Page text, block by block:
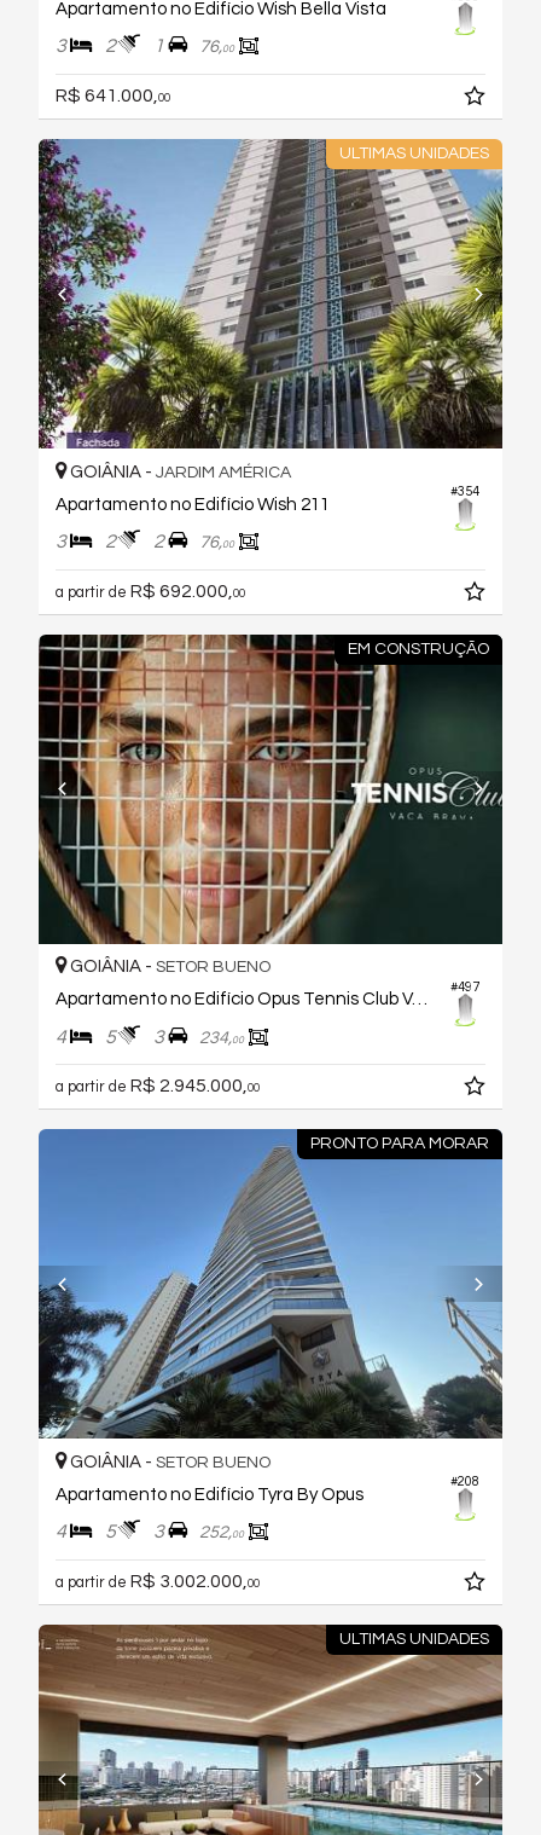
Apartamento no Edifício Wish Bella Vista
3 2 1 76,00
R$ 641.000,00
ULTIMAS UNIDADES
#354
GOIÂNIA - JARDIM AMÉRICA
Apartamento no Edifício Wish 211
3 2 2 76,00
a partir de R$ 692.000, 00
EM CONSTRUÇÃO
#497
GOIÂNIA - SETOR BUENO
Apartamento no Edifício Opus Tennis Club Vaca Brava
4 5 3 234,00
a partir de R$ 2.945.000,00
PRONTO PARA MORAR
#208
GOIÂNIA - SETOR BUENO
Apartamento no Edifício Tyra By Opus
4 5 3 252,00
a partir de R$ 3.002.000, 00
ULTIMAS UNIDADES